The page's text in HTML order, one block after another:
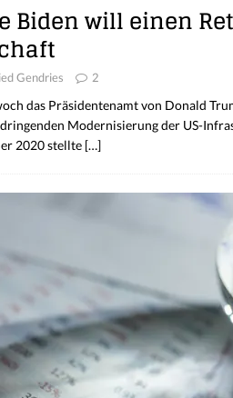
Biden will einen
Gendries 2
das Präsidentenamt von Donald
Modernisierung der US-
2020 stellte […]